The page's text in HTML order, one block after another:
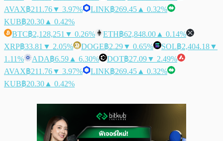
AVAX฿211.76▼ 3.97% LINK฿269.45 ▲ 0.32%
KUB฿20.30 ▲ 0.42%
BTC฿2,128,251 ▼ 0.26% ETH฿62,848.00 ▲ 0.14%
XRP฿33.81 ▼ 2.05% DOGE฿2.29▼ 0.65% SOL฿2,404.18▼
1.11%
ADA฿6.59 ▲ 6.30% DOT฿27.09▼ 2.49%
AVAX฿211.76▼ 3.97% LINK฿269.45 ▲ 0.32%
KUB฿20.30 ▲ 0.42%